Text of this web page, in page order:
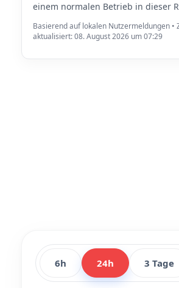
einem normalen Betrieb in dieser
Basierend auf lokalen Nutzermeldungen •
aktualisiert: 08. August 2026 um 07:29
6h 24h 3 Tage